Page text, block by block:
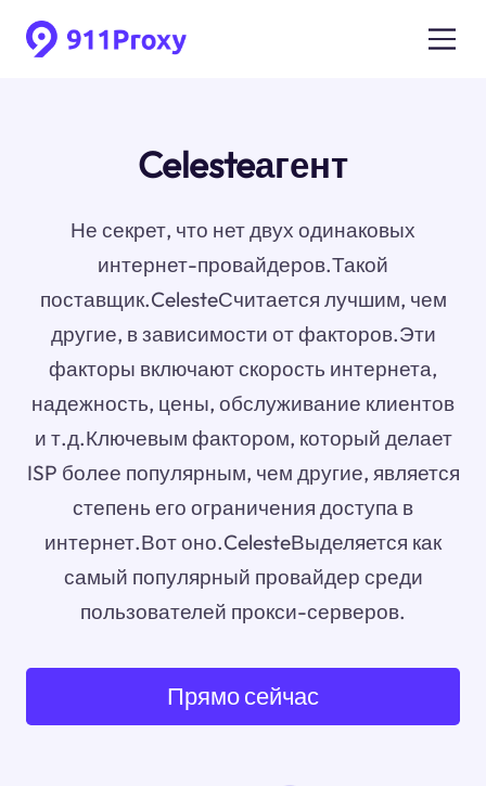
Celesteагент
Не секрет, что нет двух одинаковых
интернет-провайдеров.Такой
поставщик.CelesteСчитается лучшим, чем
другие, в зависимости от факторов.Эти
факторы включают скорость интернета,
надежность, цены, обслуживание клиентов
и т.д.Ключевым фактором, который делает
ISP более популярным, чем другие, является
степень его ограничения доступа в
интернет.Вот оно.CelesteВыделяется как
самый популярный провайдер среди
пользователей прокси-серверов.
Прямо сейчас